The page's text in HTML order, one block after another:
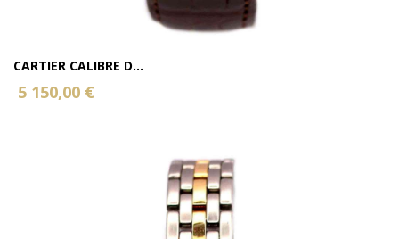
CARTIER CALIBRE D...
5 150,00 €